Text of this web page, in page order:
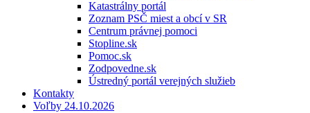
Katastrálny portál
Zoznam PSČ miest a obcí v SR
Centrum právnej pomoci
Stopline.sk
Pomoc.sk
Zodpovedne.sk
Ústredný portál verejných služieb
Kontakty
Voľby 24.10.2026